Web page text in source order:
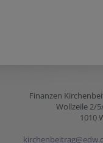
Finanzen
Wollzeile 2/
1010